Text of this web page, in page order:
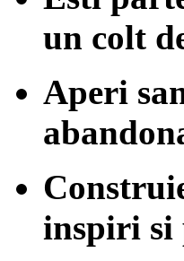
un colt
Aperi
inspiri si